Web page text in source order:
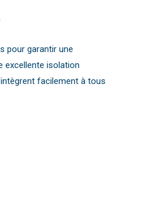
pour garantir une
excellente isolation
facilement à tous